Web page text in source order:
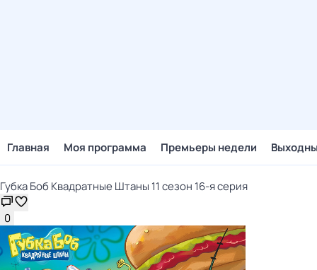
Главная Моя программа Премьеры недели
Губка Боб Квадратные Штаны 11 сезон 16-я серия
0